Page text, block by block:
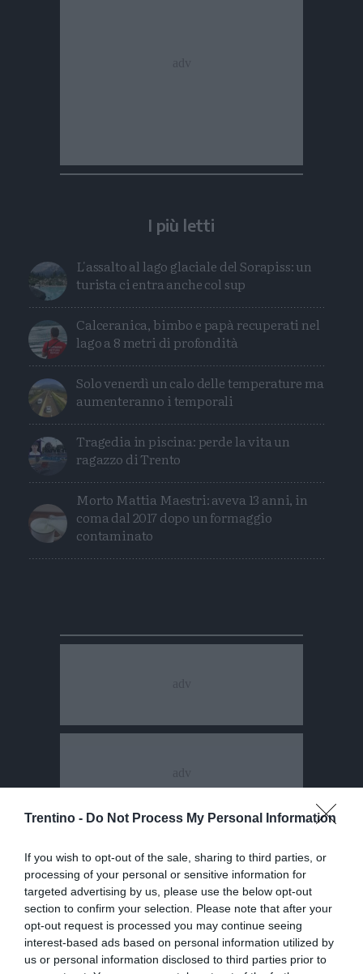
Trentino - Do Not Process My Personal Information
If you wish to opt-out of the sale, sharing to third parties, or
processing of your personal or sensitive information for
targeted advertising by us, please use the below opt-out
section to confirm your selection. Please note that after your
opt-out request is processed you may continue seeing
interest-based ads based on personal information utilized by
us or personal information disclosed to third parties prior to
I più letti
L'assalto al lago glaciale del Sorapiss: un
turista ci entra anche col sup
Calceranica, bimbo e papà recuperati nel
lago a 8 metri di profondità
Solo venerdì un calo delle temperature ma
aumenteranno i temporali
Tragedia in piscina: perde la vita un
ragazzo di Trento
Morto Mattia Maestri: aveva 13 anni, in
coma dal 2017 dopo un formaggio
contaminato